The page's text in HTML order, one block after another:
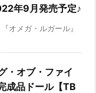
年9月発売予定♪
オメガ・ルガール』
・オブ・ファイ
成品ドール【TB